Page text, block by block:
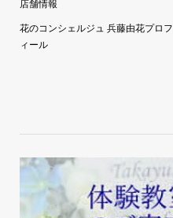
店舗情報
花のコンシェルジュ 兵藤由花プロフ
ィール